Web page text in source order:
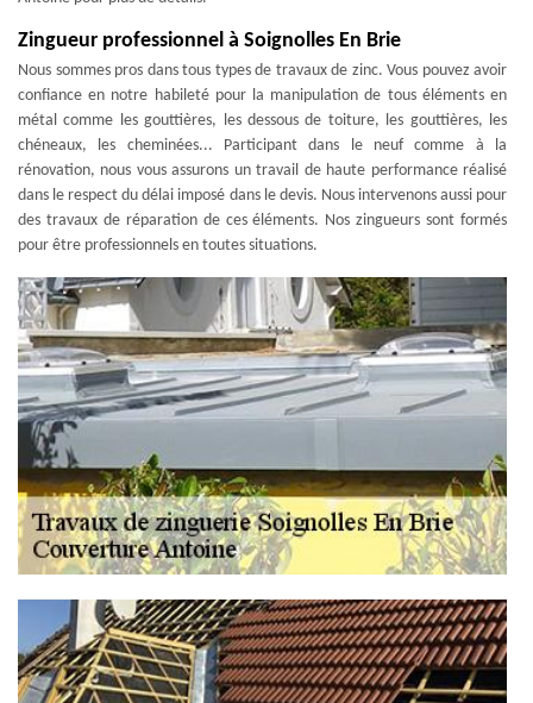
Zingueur professionnel à Soignolles En Brie
Nous sommes pros dans tous types de travaux de zinc. Vous pouvez avoir
confiance en notre habileté pour la manipulation de tous éléments en
métal comme les gouttières, les dessous de toiture, les gouttières, les
chéneaux, les cheminées... Participant dans le neuf comme à la
rénovation, nous vous assurons un travail de haute performance réalisé
dans le respect du délai imposé dans le devis. Nous intervenons aussi pour
des travaux de réparation de ces éléments. Nos zingueurs sont formés
pour être professionnels en toutes situations.